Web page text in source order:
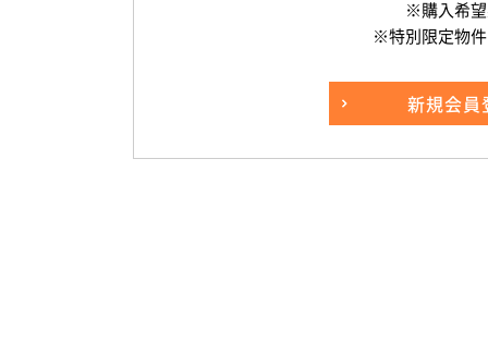
※購入希
※特別限定物
新規会員